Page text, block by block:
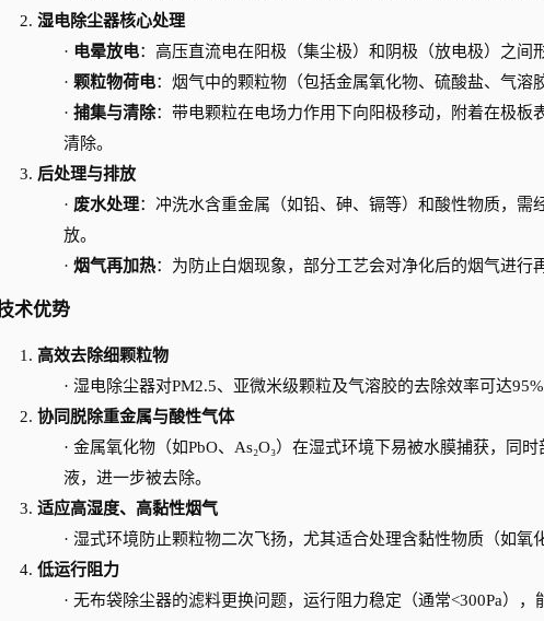
2. 湿电除尘器核心处理
· 电晕放电：高压直流电在阳极（集尘极）和阴极（放电极）之间
· 颗粒物荷电：烟气中的颗粒物（包括金属氧化物、硫酸盐、气溶
· 捕集与清除：带电颗粒在电场力作用下向阳极移动，附着在极
清除。
3. 后处理与排放
· 废水处理：冲洗水含重金属（如铅、砷、镉等）和酸性物质，
放。
· 烟气再加热：为防止白烟现象，部分工艺会对净化后的烟气进行
术优势
1. 高效去除细颗粒物
· 湿电除尘器对PM2.5、亚微米级颗粒及气溶胶的去除效率可达
2. 协同脱除重金属与酸性气体
· 金属氧化物（如PbO、As₂O₃）在湿式环境下易被水膜捕获，同
液，进一步被去除。
3. 适应高湿度、高黏性烟气
· 湿式环境防止颗粒物二次飞扬，尤其适合处理含黏性物质（如氧
4. 低运行阻力
· 无布袋除尘器的滤料更换问题，运行阻力稳定（通常<300Pa），